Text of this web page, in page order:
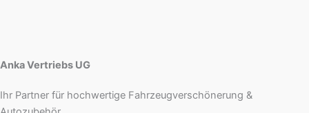
Anka Vertriebs UG
Ihr Partner für hochwertige Fahrzeugverschönerung &